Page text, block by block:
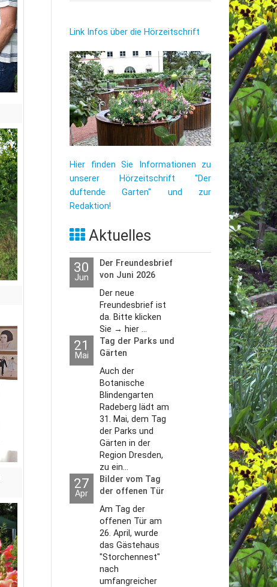
Link Infos über die Hörzeitschrift
Hier finden Sie Informationen zu
unserer Hörzeitschrift "Der
duftende Garten" und zur
Redaktion!
Aktuelles
30
Jun
Der Freundesbrief
von Juni 2026
Der neue
Freundesbrief ist
da. Bitte klicken
Sie → hier ...
21
Mai
Tag der Parks und
Gärten
Auch der
Botanische
Blindengarten
Radeberg lädt am
31. Mai, dem Tag
der Parks und
Gärten in der
Region Dresden,
zu ein...
27
Apr
Bilder vom Tag
der offenen Tür
2026
Am Tag der
offenen Tür am
26. April, wurde
das Gästehaus
"Storchennest"
nach
umfangreicher